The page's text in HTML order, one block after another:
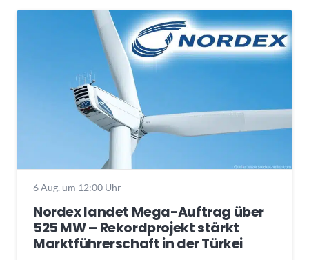
6 Aug. um 12:00 Uhr
Nordex landet Mega-Auftrag über
525 MW – Rekordprojekt stärkt
Marktführerschaft in der Türkei